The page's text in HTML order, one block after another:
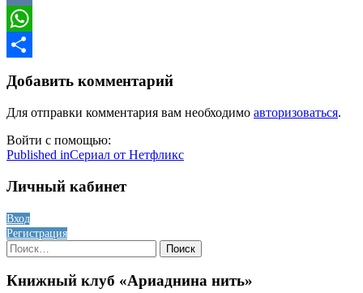
VK
WhatsApp
Добавить комментарий
Для отправки комментария вам необходимо авторизоваться.
Войти с помощью:
Навигация
по
Published inСериал от Нетфликс
Личный кабинет
Вход
Регистрация
Найти:
Книжный клуб «Ариаднина нить»